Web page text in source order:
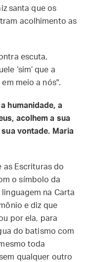
santa que os
acolhimento as
escuta,
‘sim’ que a
meio a nós".
humanidade, a
acolhem a sua
vontade. Maria
as Escrituras do
o símbolo da
na Carta
e diz que
por ela, para
do batismo com
toda
qualquer outro